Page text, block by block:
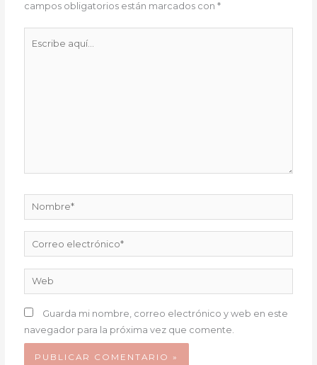
campos obligatorios están marcados con*
Nombre*
Correo
electrónico*
Web
Guarda mi nombre, correo electrónico y web en este
navegador para la próxima vez que comente.